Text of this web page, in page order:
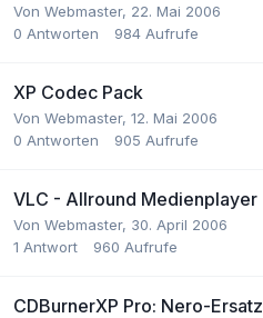
Von Webmaster, 22. Mai 2006
0 Antworten 984 Aufrufe
XP Codec Pack
Von Webmaster, 12. Mai 2006
0 Antworten 905 Aufrufe
VLC - Allround Medienplayer
Von Webmaster, 30. April 2006
1 Antwort 960 Aufrufe
CDBurnerXP Pro: Nero-Ersatz